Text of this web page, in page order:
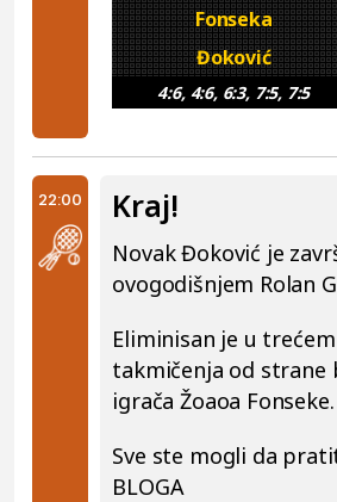
4:6, 4:6, 6:3, 7:5, 7:5
Fonseka
Đoković
22:00 Kraj!
Novak Đoković je
ovogodišnjem Rolan
Eliminisan je u
takmičenja od strane
igrača Žoaoa Fonseke.
Sve ste mogli da
BLOGA